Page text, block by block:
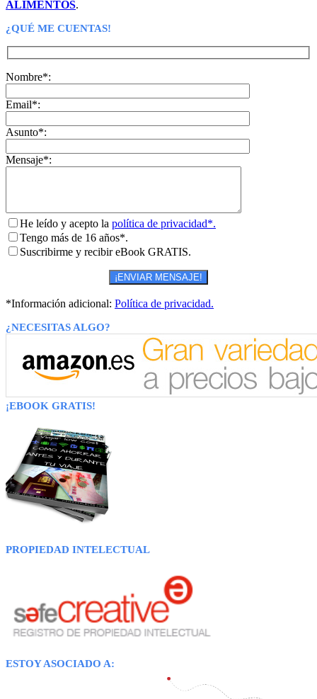
ALIMENTOS.
¿QUÉ ME CUENTAS!
Nombre*:
Email*:
Asunto*:
Mensaje*:
He leído y acepto la política de privacidad*.
Tengo más de 16 años*.
Suscribirme y recibir eBook GRATIS.
*Información adicional: Política de privacidad.
¿NECESITAS ALGO?
¡EBOOK GRATIS!
PROPIEDAD INTELECTUAL
ESTOY ASOCIADO A: